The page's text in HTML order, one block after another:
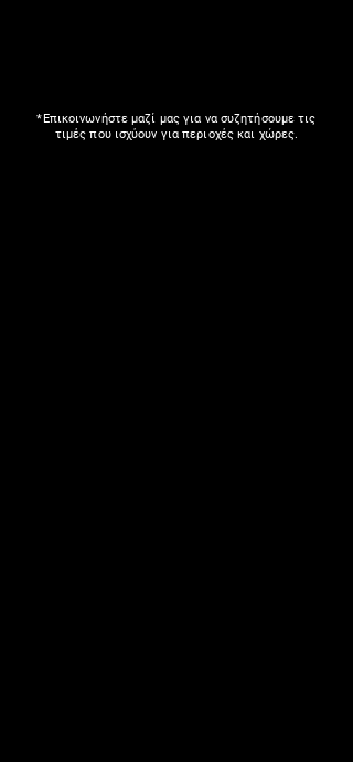
*Επικοινωνήστε μαζί μας για να συζητήσουμε τις
τιμές που ισχύουν για περιοχές και χώρες.